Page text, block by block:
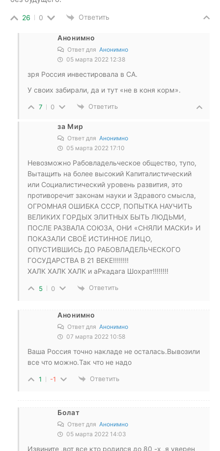
26 0 Ответить
Анонимно
Ответ для Анонимно
05 марта 2022 12:38
зря Россия инвестировала в СА.
У своих забирали, да и тут «не в коня корм».
7 0 Ответить
за Мир
Ответ для Анонимно
05 марта 2022 17:10
Невозможно Рабовладельческое общество, тупо,
Вытащить на более высокий Капиталистический
или Социалистический уровень развития, это
противоречит законам науки и Здравого смысла,
ОГРОМНАЯ ОШИБКА СССР, ПОПЫТКА НАУЧИТЬ
ВЕЛИКИХ ГОРДЫХ ЭЛИТНЫХ БЫТЬ ЛЮДЬМИ,
ПОСЛЕ РАЗВАЛА СОЮЗА, ОНИ «СНЯЛИ МАСКИ» И
ПОКАЗАЛИ СВОЁ ИСТИННОЕ ЛИЦО,
ОПУСТИВШИСЬ ДО РАБОВЛАДЕЛЬЧЕСКОГО
ГОСУДАРСТВА В 21 ВЕКЕ!!!!!!!!
ХАЛК ХАЛК ХАЛК и аРкадага Шохрат!!!!!!!!
5 0 Ответить
Анонимно
Ответ для Анонимно
07 марта 2022 10:58
Ваша Россия точно накладе не осталась.Вывозили
все что можно.Так что не надо
1 -1 Ответить
Болат
Ответ для Анонимно
05 марта 2022 14:03
Извините ,вот все кто родился до 80 -х ,я уверен